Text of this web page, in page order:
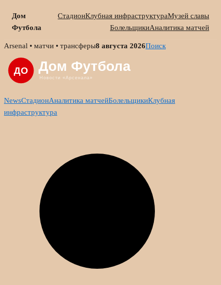
Дом
Футбола
СтадионКлубная инфраструктураМузей славы
БолельщикиАналитика матчей
Skip
content
Arsenal • матчи • трансферы8 августа 2026Поиск
NewsСтадионАналитика матчейБолельщикиКлубная
инфраструктура